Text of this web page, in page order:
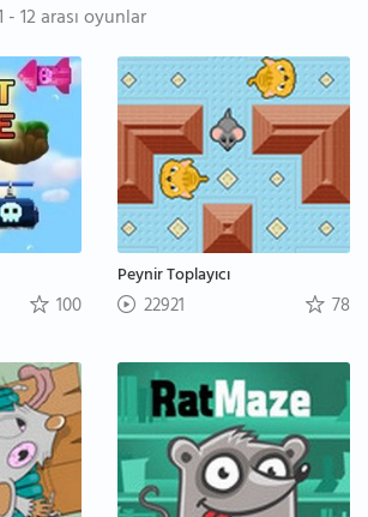
- 12 arası oyunlar
100
Peynir Toplayıcı
22921 78